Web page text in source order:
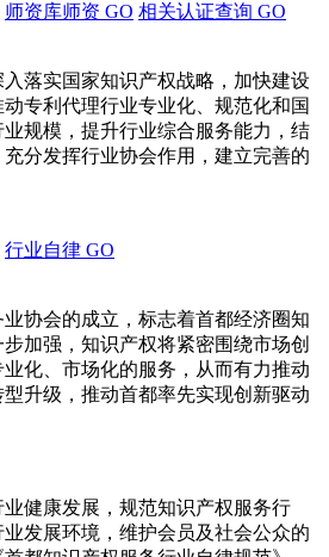
师资库师资 GO 相关认证查询 GO
落实国家知识产权战略，加快建设
专利代理行业专业化、规范化和国
规模，提升行业综合服务能力，结
分发挥行业协会作用，建立完善的
行业自律 GO
协会的成立，标志着首都经济圈知
加强，知识产权将紧密围绕市场创
化、市场化的服务，从而有力推动
升级，推动首都率先实现创新驱动
健康发展，规范知识产权服务行
发展环境，维护会员及社会公众的